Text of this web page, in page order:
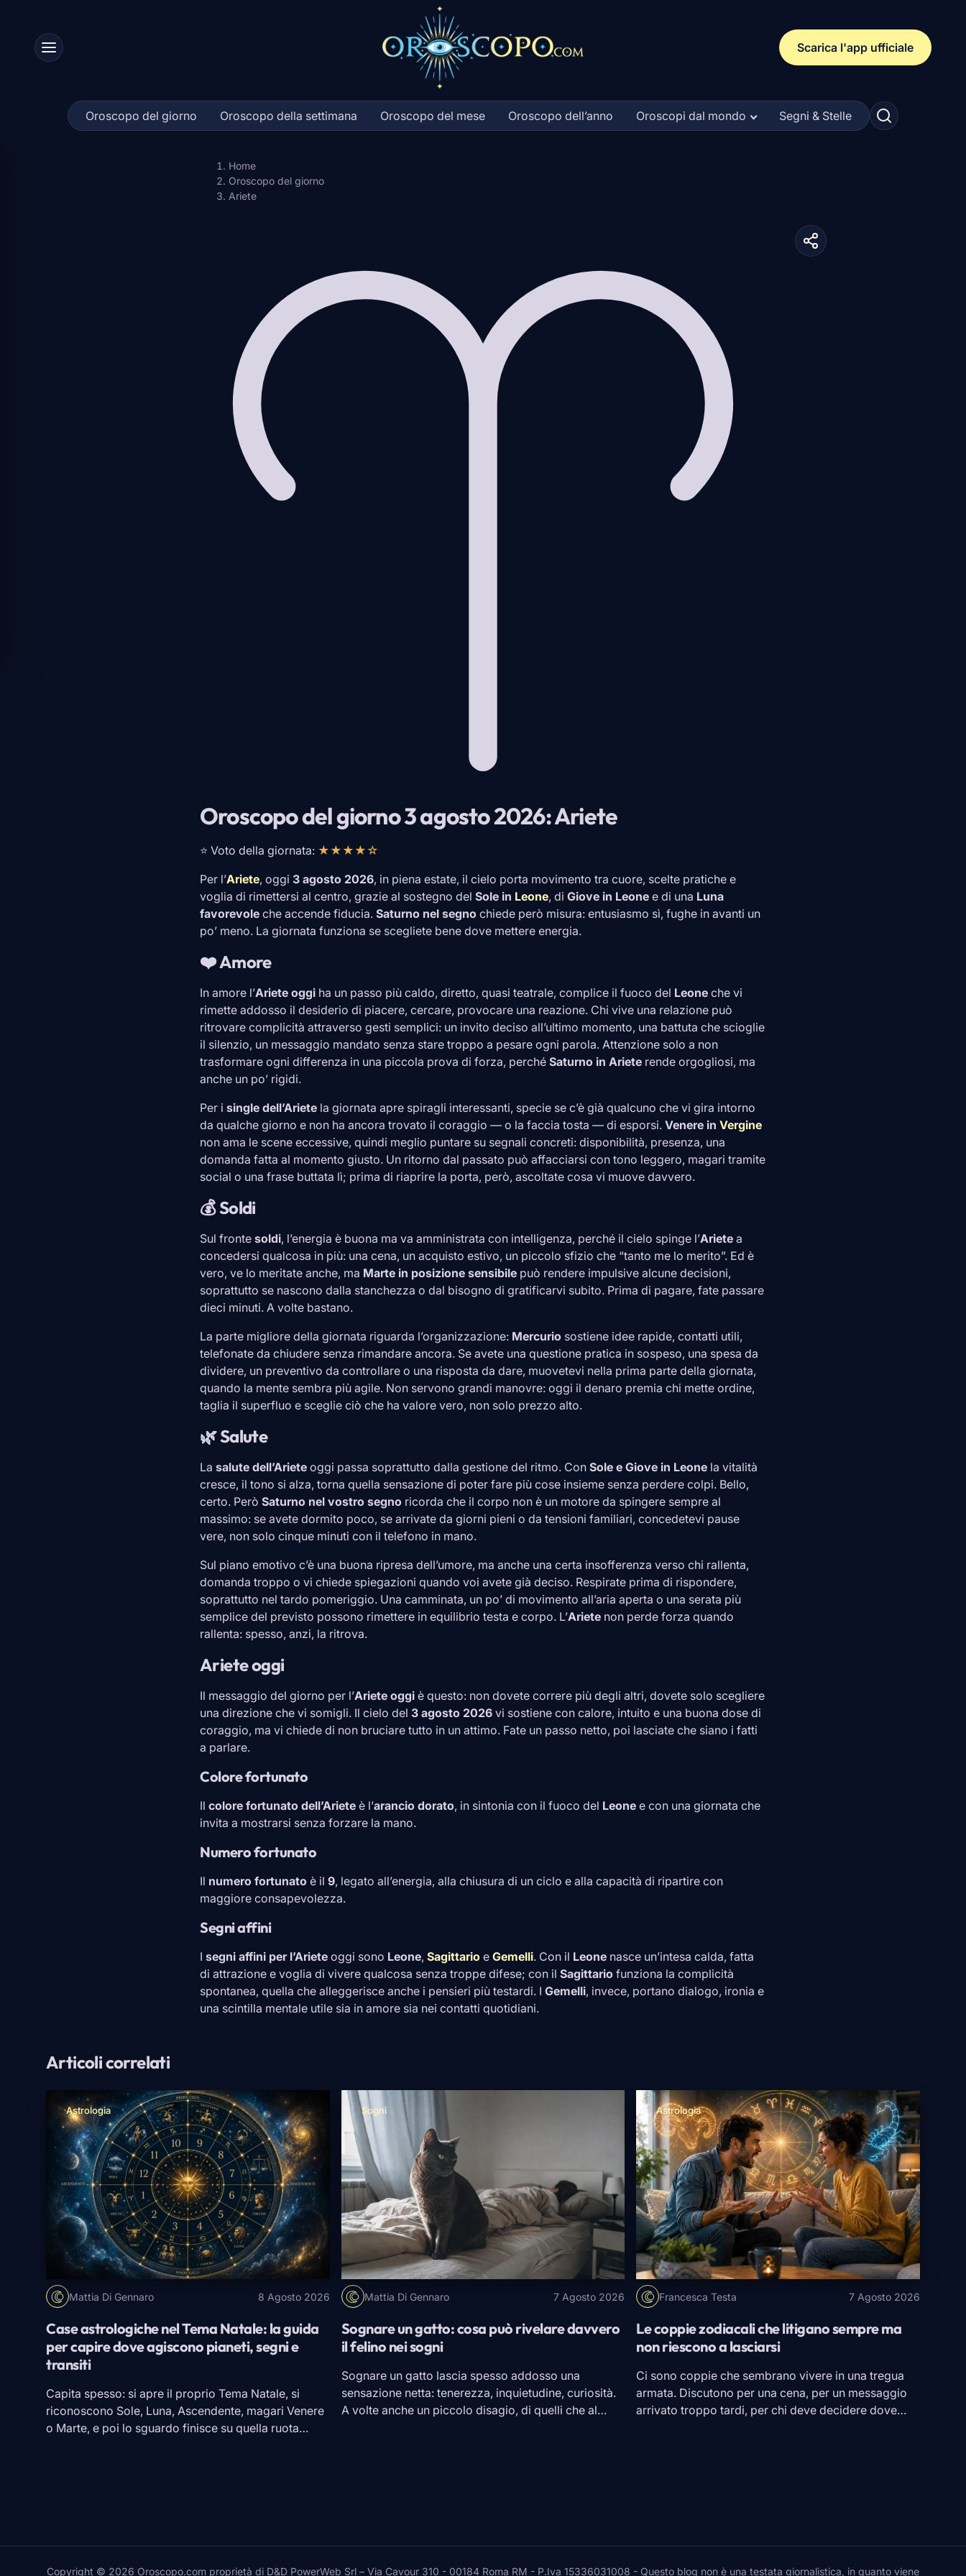
content
Scarica l'app ufficiale
Oroscopo del giorno Oroscopo della settimana Oroscopo del mese Oroscopo dell’anno Oroscopi dal mondo Segni & Stelle
Home
Oroscopo del giorno
Ariete
Oroscopo del giorno 3 agosto 2026: Ariete
⭐ Voto della giornata: ★★★★☆
Per l’Ariete, oggi 3 agosto 2026, in piena estate, il cielo porta movimento tra cuore, scelte pratiche e
voglia di rimettersi al centro, grazie al sostegno del Sole in Leone, di Giove in Leone e di una Luna
favorevole che accende fiducia. Saturno nel segno chiede però misura: entusiasmo sì, fughe in avanti un
po’ meno. La giornata funziona se scegliete bene dove mettere energia.
❤️ Amore
In amore l’Ariete oggi ha un passo più caldo, diretto, quasi teatrale, complice il fuoco del Leone che vi
rimette addosso il desiderio di piacere, cercare, provocare una reazione. Chi vive una relazione può
ritrovare complicità attraverso gesti semplici: un invito deciso all’ultimo momento, una battuta che scioglie
il silenzio, un messaggio mandato senza stare troppo a pesare ogni parola. Attenzione solo a non
trasformare ogni differenza in una piccola prova di forza, perché Saturno in Ariete rende orgogliosi, ma
anche un po’ rigidi.
Per i single dell’Ariete la giornata apre spiragli interessanti, specie se c’è già qualcuno che vi gira intorno
da qualche giorno e non ha ancora trovato il coraggio — o la faccia tosta — di esporsi. Venere in Vergine
non ama le scene eccessive, quindi meglio puntare su segnali concreti: disponibilità, presenza, una
domanda fatta al momento giusto. Un ritorno dal passato può affacciarsi con tono leggero, magari tramite
social o una frase buttata lì; prima di riaprire la porta, però, ascoltate cosa vi muove davvero.
💰 Soldi
Sul fronte soldi, l’energia è buona ma va amministrata con intelligenza, perché il cielo spinge l’Ariete a
concedersi qualcosa in più: una cena, un acquisto estivo, un piccolo sfizio che “tanto me lo merito”. Ed è
vero, ve lo meritate anche, ma Marte in posizione sensibile può rendere impulsive alcune decisioni,
soprattutto se nascono dalla stanchezza o dal bisogno di gratificarvi subito. Prima di pagare, fate passare
dieci minuti. A volte bastano.
La parte migliore della giornata riguarda l’organizzazione: Mercurio sostiene idee rapide, contatti utili,
telefonate da chiudere senza rimandare ancora. Se avete una questione pratica in sospeso, una spesa da
dividere, un preventivo da controllare o una risposta da dare, muovetevi nella prima parte della giornata,
quando la mente sembra più agile. Non servono grandi manovre: oggi il denaro premia chi mette ordine,
taglia il superfluo e sceglie ciò che ha valore vero, non solo prezzo alto.
🌿 Salute
La salute dell’Ariete oggi passa soprattutto dalla gestione del ritmo. Con Sole e Giove in Leone la vitalità
cresce, il tono si alza, torna quella sensazione di poter fare più cose insieme senza perdere colpi. Bello,
certo. Però Saturno nel vostro segno ricorda che il corpo non è un motore da spingere sempre al
massimo: se avete dormito poco, se arrivate da giorni pieni o da tensioni familiari, concedetevi pause
vere, non solo cinque minuti con il telefono in mano.
Sul piano emotivo c’è una buona ripresa dell’umore, ma anche una certa insofferenza verso chi rallenta,
domanda troppo o vi chiede spiegazioni quando voi avete già deciso. Respirate prima di rispondere,
soprattutto nel tardo pomeriggio. Una camminata, un po’ di movimento all’aria aperta o una serata più
semplice del previsto possono rimettere in equilibrio testa e corpo. L’Ariete non perde forza quando
rallenta: spesso, anzi, la ritrova.
Ariete oggi
Il messaggio del giorno per l’Ariete oggi è questo: non dovete correre più degli altri, dovete solo scegliere
una direzione che vi somigli. Il cielo del 3 agosto 2026 vi sostiene con calore, intuito e una buona dose di
coraggio, ma vi chiede di non bruciare tutto in un attimo. Fate un passo netto, poi lasciate che siano i fatti
a parlare.
Colore fortunato
Il colore fortunato dell’Ariete è l’arancio dorato, in sintonia con il fuoco del Leone e con una giornata che
invita a mostrarsi senza forzare la mano.
Numero fortunato
Il numero fortunato è il 9, legato all’energia, alla chiusura di un ciclo e alla capacità di ripartire con
maggiore consapevolezza.
Segni affini
I segni affini per l’Ariete oggi sono Leone, Sagittario e Gemelli. Con il Leone nasce un’intesa calda, fatta
di attrazione e voglia di vivere qualcosa senza troppe difese; con il Sagittario funziona la complicità
spontanea, quella che alleggerisce anche i pensieri più testardi. I Gemelli, invece, portano dialogo, ironia e
una scintilla mentale utile sia in amore sia nei contatti quotidiani.
Articoli correlati
Astrologia
Mattia Di Gennaro 8 Agosto 2026
Case astrologiche nel Tema Natale: la guida
per capire dove agiscono pianeti, segni e
transiti
Capita spesso: si apre il proprio Tema Natale, si
riconoscono Sole, Luna, Ascendente, magari Venere
o Marte, e poi lo sguardo finisce su quella ruota
Sogni
Mattia Di Gennaro 7 Agosto 2026
Sognare un gatto: cosa può rivelare davvero
il felino nei sogni
Sognare un gatto lascia spesso addosso una
sensazione netta: tenerezza, inquietudine, curiosità.
A volte anche un piccolo disagio, di quelli che al
Astrologia
Francesca Testa 7 Agosto 2026
Le coppie zodiacali che litigano sempre ma
non riescono a lasciarsi
Ci sono coppie che sembrano vivere in una tregua
armata. Discutono per una cena, per un messaggio
arrivato troppo tardi, per chi deve decidere dove
Copyright © 2026 Oroscopo.com proprietà di D&D PowerWeb Srl – Via Cavour 310 - 00184 Roma RM - P.Iva 15336031008 - Questo blog non è una testata giornalistica, in quanto viene